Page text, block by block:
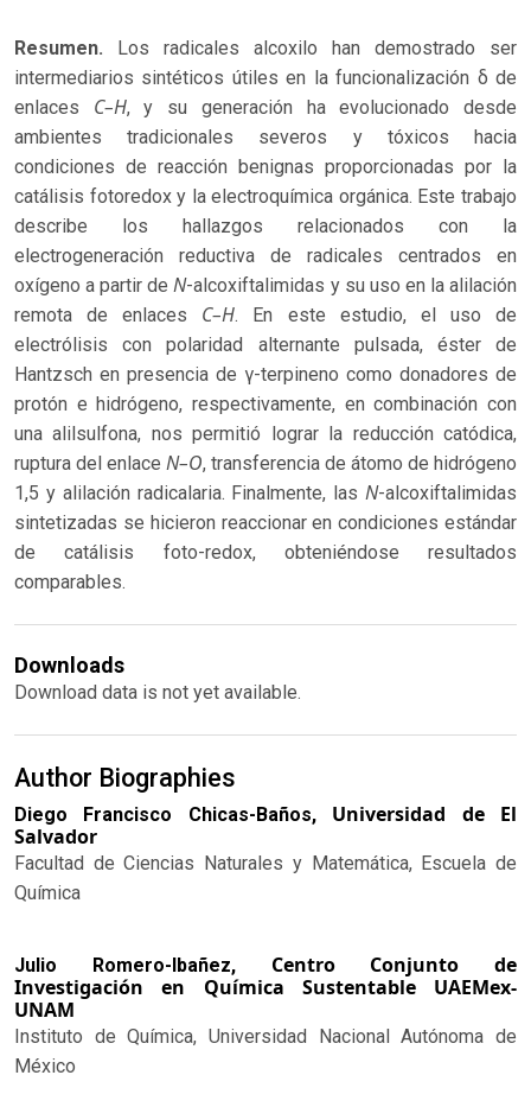
Resumen. Los radicales alcoxilo han demostrado ser
intermediarios sintéticos útiles en la funcionalización δ de
enlaces C–H, y su generación ha evolucionado desde
ambientes tradicionales severos y tóxicos hacia
condiciones de reacción benignas proporcionadas por la
catálisis fotoredox y la electroquímica orgánica. Este trabajo
describe los hallazgos relacionados con la
electrogeneración reductiva de radicales centrados en
oxígeno a partir deN-alcoxiftalimidas y su uso en la alilación
remota de enlaces C–H. En este estudio, el uso de
electrólisis con polaridad alternante pulsada, éster de
Hantzsch en presencia de γ-terpineno como donadores de
protón e hidrógeno, respectivamente, en combinación con
una alilsulfona, nos permitió lograr la reducción catódica,
ruptura del enlace N–O, transferencia de átomo de hidrógeno
1,5 y alilación radicalaria. Finalmente, las N-alcoxiftalimidas
sintetizadas se hicieron reaccionar en condiciones estándar
de catálisis foto-redox, obteniéndose resultados
comparables.
Downloads
Download data is not yet available.
Author Biographies
Diego Francisco Chicas-Baños, Universidad de El
Salvador
Facultad de Ciencias Naturales y Matemática, Escuela de
Química
Julio Romero-Ibañez, Centro Conjunto de
Investigación en Química Sustentable UAEMex-
UNAM
Instituto de Química, Universidad Nacional Autónoma de
México